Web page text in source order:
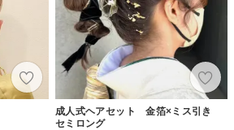
成人式ヘアセット 金箔×ミス引き
セミロング